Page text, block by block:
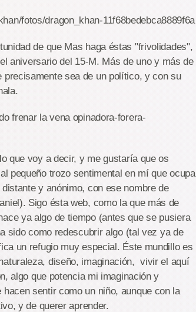
fotos/dragon_khan-11f68bedebca8889f6a
de que Mas haga éstas "frivolidades",
aniversario del 15-M. Más de uno y más de
sea de un político, y con su
frenar la vena opinadora-forera-
que voy a decir, y me gustaría que os
pequeño trozo sentimental en mí que ocupa
y anónimo, con ese nombre de
Sigo ésta web, como la que más de
ya algo de tiempo (antes que se pusiera
sido como redescubrir algo (tal vez ya de
un refugio muy especial. Éste mundillo es
diseño, imaginación, vivir el aquí
algo que potencia mi imaginación y
sentir como un niño, aunque con la
y de querer aprender.